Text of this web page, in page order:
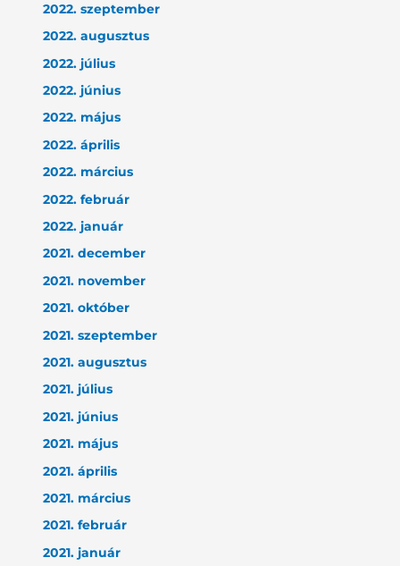
2022. szeptember
2022. augusztus
2022. július
2022. június
2022. május
2022. április
2022. március
2022. február
2022. január
2021. december
2021. november
2021. október
2021. szeptember
2021. augusztus
2021. július
2021. június
2021. május
2021. április
2021. március
2021. február
2021. január